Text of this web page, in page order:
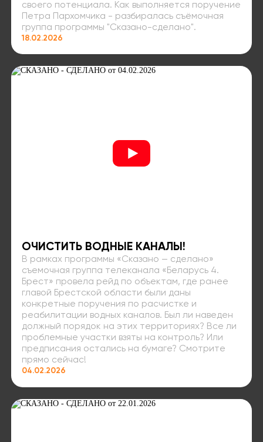
своего потенциала. Как выполняется поручение
Петра Пархомчика - разбиралась съёмочная
группа программы "Сказано-сделано".
18.02.2026
ОЧИСТИТЬ ВОДНЫЕ КАНАЛЫ!
В рамках программы «Сказано — сделано»
съемочная группа телеканала «Беларусь 4.
Брест» провела рейд по объектам, где ранее
главой Брестской области были даны
конкретные поручения по расчистке и
реабилитации водных каналов. Был ли наведен
должный порядок на этих территориях? Все ли
проблемные участки взяты на контроль? Или
предписания остались на бумаге? Смотрите
прямо сейчас!
04.02.2026